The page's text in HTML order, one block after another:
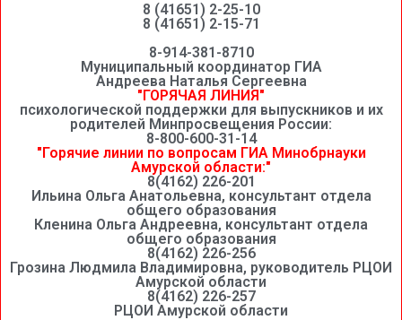
8 (41651) 2-25-10
8 (41651) 2-15-71
8-914-381-8710
Муниципальный координатор ГИА
Андреева Наталья Сергеевна
"ГОРЯЧАЯ ЛИНИЯ"
психологической поддержки для выпускников и их
родителей Минпросвещения России:
8-800-600-31-14
"Горячие линии по вопросам ГИА Минобрнауки
Амурской области:"
8(4162) 226-201
Ильина Ольга Анатольевна, консультант отдела
общего образования
Кленина Ольга Андреевна, консультант отдела
общего образования
8(4162) 226-256
Грозина Людмила Владимировна, руководитель РЦОИ
Амурской области
8(4162) 226-257
РЦОИ Амурской области